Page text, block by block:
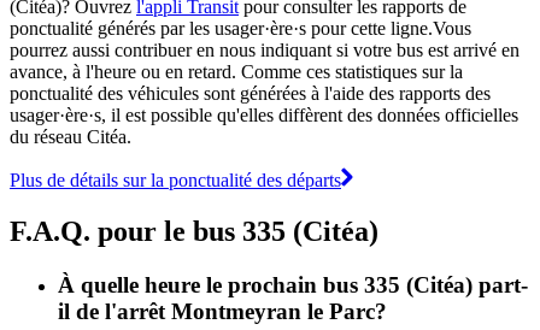
(Citéa)? Ouvrez l'appli Transit pour consulter les rapports de
ponctualité générés par les usager·ère·s pour cette ligne.Vous
pourrez aussi contribuer en nous indiquant si votre bus est arrivé en
avance, à l'heure ou en retard. Comme ces statistiques sur la
ponctualité des véhicules sont générées à l'aide des rapports des
usager·ère·s, il est possible qu'elles diffèrent des données officielles
du réseau Citéa.
Plus de détails sur la ponctualité des départs
F.A.Q. pour le bus 335 (Citéa)
À quelle heure le prochain bus 335 (Citéa) part-
il de l'arrêt Montmeyran le Parc?